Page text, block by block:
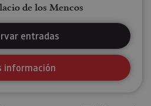
de los Mencos
entradas
información